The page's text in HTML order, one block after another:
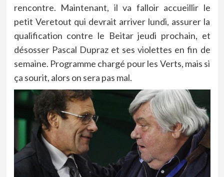
rencontre. Maintenant, il va falloir accueillir le
petit Veretout qui devrait arriver lundi, assurer la
qualification contre le Beitar jeudi prochain, et
désosser Pascal Dupraz et ses violettes en fin de
semaine. Programme chargé pour les Verts, mais si
ça sourit, alors on sera pas mal.